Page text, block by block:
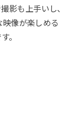
影も上手いし、
像が楽しめる
。